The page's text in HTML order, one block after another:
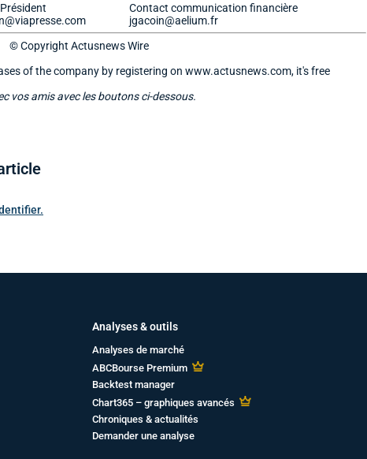
Contact communication financière
jgacoin@aelium.fr
© Copyright Actusnews Wire
of the company by registering on www.actusnews.com, it's free
vos amis avec les boutons ci-dessous.
Analyses & outils
Analyses de marché
ABCBourse Premium
Backtest manager
Chart365 – graphiques avancés
Chroniques & actualités
Demander une analyse